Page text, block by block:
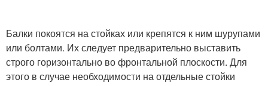
Балки покоятся на стойках или крепятся к ним шурупами
или болтами. Их следует предварительно выставить
строго горизонтально во фронтальной плоскости. Для
этого в случае необходимости на отдельные стойки